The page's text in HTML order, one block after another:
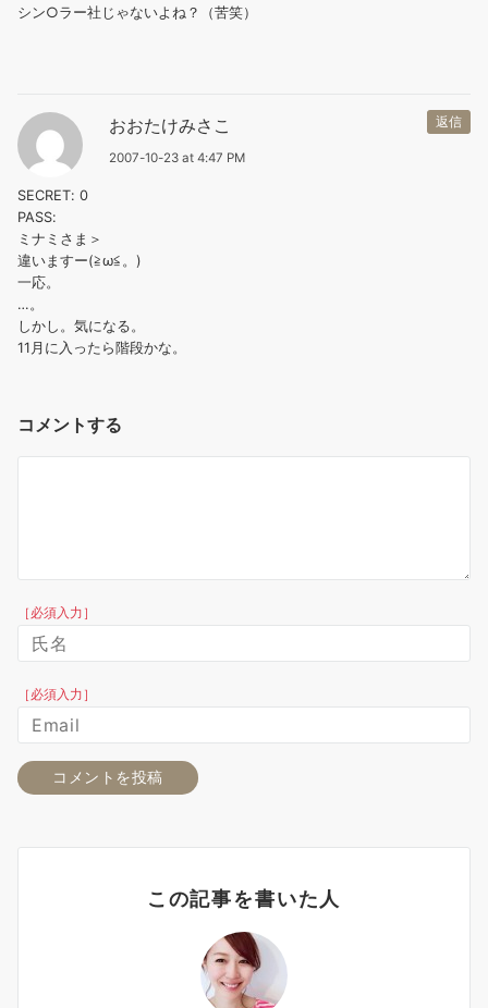
シン○ラー社じゃないよね？（苦笑）
返信
おおたけみさこ
2007-10-23 at 4:47 PM
SECRET: 0
PASS:
ミナミさま＞
違いますー(≧ω≦。)
一応。
…。
しかし。気になる。
11月に入ったら階段かな。
コメントする
［必須入力］
［必須入力］
この記事を書いた人